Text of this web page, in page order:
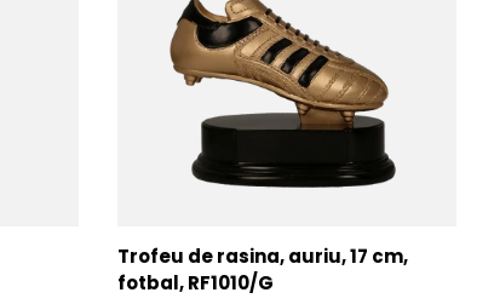
Trofeu de rasina, auriu, 17 cm,
fotbal, RF1010/G